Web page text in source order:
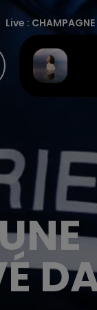
Live : CHAMPAGNE